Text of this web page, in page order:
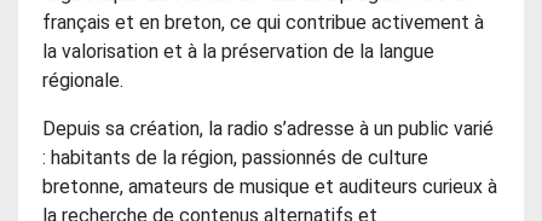
français et en breton, ce qui contribue activement à
la valorisation et à la préservation de la langue
régionale.
Depuis sa création, la radio s’adresse à un public varié
: habitants de la région, passionnés de culture
bretonne, amateurs de musique et auditeurs curieux à
la recherche de contenus alternatifs et